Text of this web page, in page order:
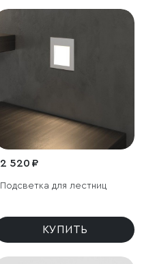
2 520 ₽
Подсветка для лестниц
КУПИТЬ